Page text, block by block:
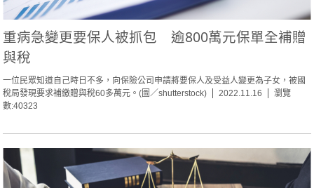
重病急變更要保人被抓包 逾800萬元保單全補贈
與稅
一位民眾知道自己時日不多，向保險公司申請將要保人及受益人變更為子女，被國
稅局發現要求補繳贈與稅60多萬元。(圖／shutterstock)
2022.11.16
瀏覽
數:40323